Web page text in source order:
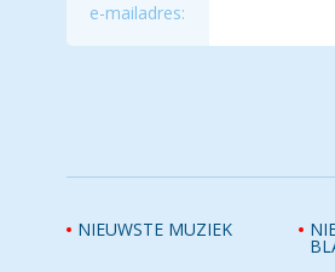
e-mailadres:
NIEUWSTE MUZIEK